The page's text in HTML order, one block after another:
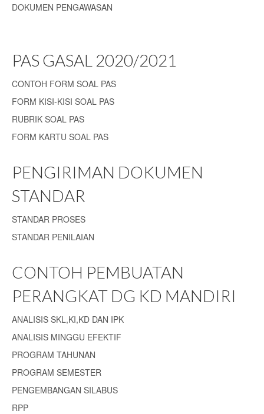
DOKUMEN PENGAWASAN
PAS GASAL 2020/2021
CONTOH FORM SOAL PAS
FORM KISI-KISI SOAL PAS
RUBRIK SOAL PAS
FORM KARTU SOAL PAS
PENGIRIMAN DOKUMEN
STANDAR
STANDAR PROSES
STANDAR PENILAIAN
CONTOH PEMBUATAN
PERANGKAT DG KD MANDIRI
ANALISIS SKL,KI,KD DAN IPK
ANALISIS MINGGU EFEKTIF
PROGRAM TAHUNAN
PROGRAM SEMESTER
PENGEMBANGAN SILABUS
RPP